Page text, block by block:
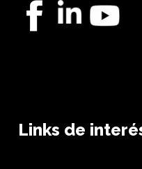
Links de